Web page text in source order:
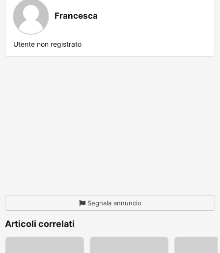
Francesca
Utente non registrato
Segnala annuncio
Articoli correlati